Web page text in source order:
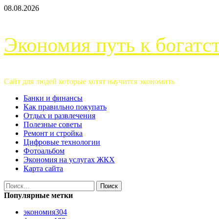
Перейти
08.08.2026
Экономия путь к
Сайт для людей которые хотят научится экономить
Основное
меню
Банки и финансы
Как правильно покупать
Отдых и развлечения
Полезные советы
Ремонт и стройка
Цифровые технологии
Фотоальбом
Экономия на услугах ЖКХ
Карта сайта
Найти:
Популярные метки
экономия304